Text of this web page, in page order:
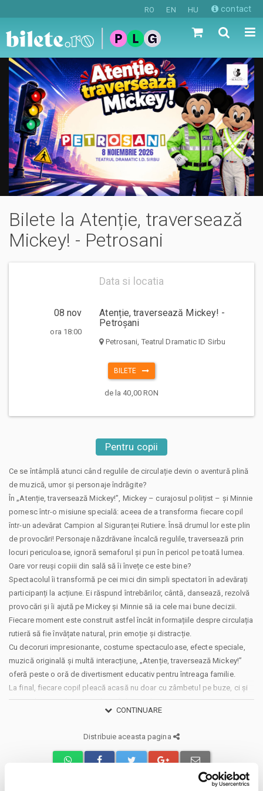
RO EN HU contact
Bilete la Atenție, traversează
Mickey! - Petrosani
Data si locatia
08 nov
ora 18:00
Atenție, traversează Mickey! -
Petroșani
Petrosani, Teatrul Dramatic ID Sirbu
BILETE
de la 40,00 RON
Pentru copii
Ce se întâmplă atunci când regulile de circulație devin o aventură plină
de muzică, umor și personaje îndrăgite?
În „Atenție, traversează Mickey!”, Mickey – curajosul polițist – și Minnie
pornesc într-o misiune specială: aceea de a transforma fiecare copil
într-un adevărat Campion al Siguranței Rutiere. Însă drumul lor este plin
de provocări! Personaje năzdrăvane încalcă regulile, traversează prin
locuri periculoase, ignoră semaforul și pun în pericol pe toată lumea.
Oare vor reuși copiii din sală să îi învețe ce este bine?
Spectacolul îi transformă pe cei mici din simpli spectatori în adevărați
participanți la acțiune. Ei răspund întrebărilor, cântă, dansează, rezolvă
provocări și îi ajută pe Mickey și Minnie să ia cele mai bune decizii.
Fiecare moment este construit astfel încât informațiile despre circulația
rutieră să fie învățate natural, prin emoție și distracție.
Cu decoruri impresionante, costume spectaculoase, efecte speciale,
muzică originală și multă interacțiune, „Atenție, traversează Mickey!”
oferă peste o oră de divertisment educativ pentru întreaga familie.
La final, fiecare copil pleacă acasă nu doar cu zâmbetul pe buze, ci și
cu reguli esențiale pe care le va folosi zi de zi: cum se traversează
corect, ce înseamnă culorile semaforului, de ce centura de siguranță
Pentru că educația rutieră nu trebuie să fie o lecție plictisitoare, ci o
experiență pe care copiii o trăiesc, o iubesc și o țin minte.
teatrului cu puterea educației, oferind copiilor o aventură memorabilă și
CONTINUARE
Distribuie aceasta pagina